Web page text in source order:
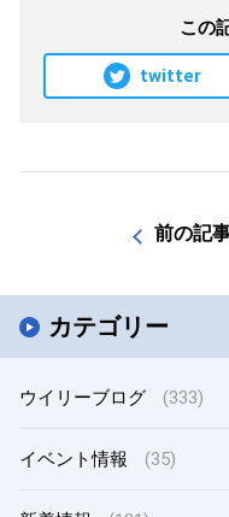
カテゴリー
ウイリーブログ (333)
イベント情報 (35)
この
twitter
前の記